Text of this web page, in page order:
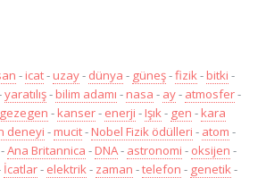
-icat-uzay- dünya - güneş-fizik-bitki -
yaratılış-bilim adamı -nasa - ay- atmosfer-
gezegen -kanser- enerji -Işık- gen -kara
deneyi -mucit-Nobel Fizik ödülleri - atom -
-Ana Britannica -DNA- astronomi - oksijen -
İcatlar- elektrik- zaman -telefon - genetik-